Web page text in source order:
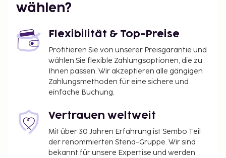
wählen?
Flexibilität & Top-Preise
Profitieren Sie von unserer Preisgarantie und
wählen Sie flexible Zahlungsoptionen, die zu
Ihnen passen. Wir akzeptieren alle gängigen
Zahlungsmethoden für eine sichere und
einfache Buchung.
Vertrauen weltweit
Mit über 30 Jahren Erfahrung ist Sembo Teil
der renommierten Stena-Gruppe. Wir sind
bekannt für unsere Expertise und werden